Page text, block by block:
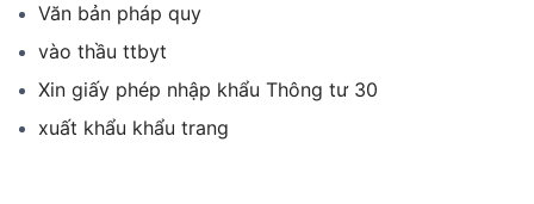
Văn bản pháp quy
vào thầu ttbyt
Xin giấy phép nhập khẩu Thông tư 30
xuất khẩu khẩu trang